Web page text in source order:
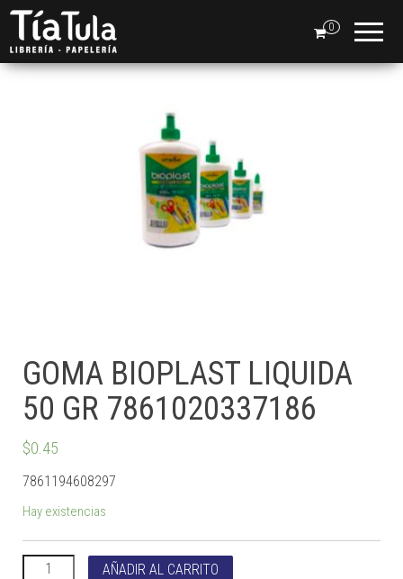
0
GOMA BIOPLAST LIQUIDA
50 GR 7861020337186
$0.45
7861194608297
Hay existencias
GOMA BIOPLAST LIQUIDA 50 GR 7861020337186 cantidad
AÑADIR AL CARRITO